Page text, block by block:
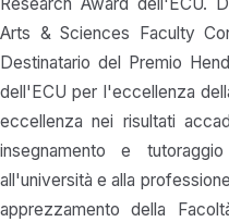
Arts & Sciences Faculty
Destinatario del Premio
dell'ECU per l'eccellenza
eccellenza nei risultati
insegnamento e
all'università e alla
apprezzamento della